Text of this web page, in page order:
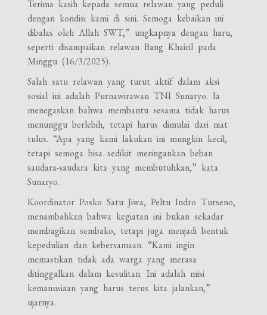
Terima kasih kepada semua relawan yang peduli
dengan kondisi kami di sini. Semoga kebaikan ini
dibalas oleh Allah SWT,” ungkapnya dengan haru,
seperti disampaikan relawan Bang Khairil pada
Minggu (16/3/2025).
Salah satu relawan yang turut aktif dalam aksi
sosial ini adalah Purnawirawan TNI Sunaryo. Ia
menegaskan bahwa membantu sesama tidak harus
menunggu berlebih, tetapi harus dimulai dari niat
tulus. “Apa yang kami lakukan ini mungkin kecil,
tetapi semoga bisa sedikit meringankan beban
saudara-saudara kita yang membutuhkan,” kata
Sunaryo.
Koordinator Posko Satu Jiwa, Peltu Indro Turseno,
menambahkan bahwa kegiatan ini bukan sekadar
membagikan sembako, tetapi juga menjadi bentuk
kepedulian dan kebersamaan. “Kami ingin
memastikan tidak ada warga yang merasa
ditinggalkan dalam kesulitan. Ini adalah misi
kemanusiaan yang harus terus kita jalankan,”
ujarnya.